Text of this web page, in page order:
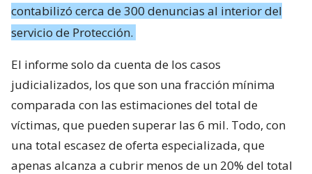
contabilizó cerca de 300 denuncias al interior del
servicio de Protección.
El informe solo da cuenta de los casos
judicializados, los que son una fracción mínima
comparada con las estimaciones del total de
víctimas, que pueden superar las 6 mil. Todo, con
una total escasez de oferta especializada, que
apenas alcanza a cubrir menos de un 20% del total